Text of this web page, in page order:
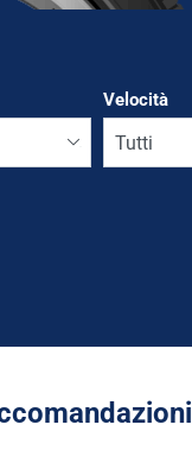
Velocità